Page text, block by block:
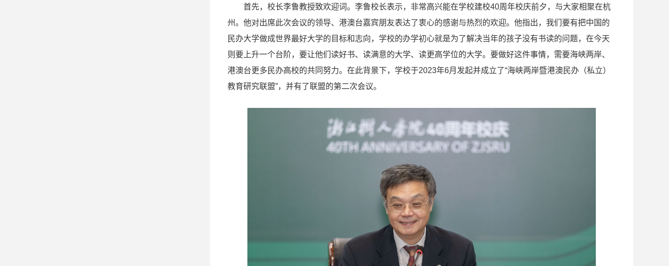
首先，校长李鲁教授致欢迎词。李鲁校长表示，非常高兴能在学校建校40周年校庆前夕，与大家相聚在杭
州。他对出席此次会议的领导、港澳台嘉宾朋友表达了衷心的感谢与热烈的欢迎。他指出，我们要有把中国的
民办大学做成世界最好大学的目标和志向，学校的办学初心就是为了解决当年的孩子没有书读的问题，在今天
则要上升一个台阶，要让他们读好书、读满意的大学、读更高学位的大学。要做好这件事情，需要海峡两岸、
港澳台更多民办高校的共同努力。在此背景下，学校于2023年6月发起并成立了“海峡两岸暨港澳民办（私立）
教育研究联盟”，并有了联盟的第二次会议。